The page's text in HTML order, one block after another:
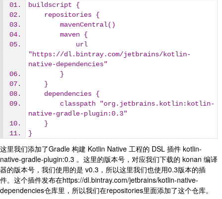
buildscript {
    repositories {
        mavenCentral()
        maven {
"https://dl.bintray.com/jetbrains/kotlin-
native-dependencies"
        }
    }
    dependencies {
native-gradle-plugin:0.3"
    }
}
这里我们添加了Gradle 构建 Kotlin Native 工程的 DSL 插件 kotlin-
native-gradle-plugin:0.3 。这里的版本号，对应我们下载的 konan 编译
器的版本号，我们使用的是 v0.3，所以这里我们也使用0.3版本的插
件。这个插件发布在https://dl.bintray.com/jetbrains/kotlin-native-
dependencies仓库里，所以我们在repositories里面添加了这个仓库。